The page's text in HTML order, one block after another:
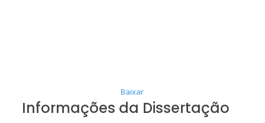
Baixar
Informações da Dissertação